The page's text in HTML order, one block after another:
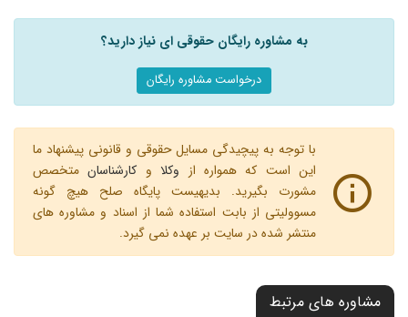
به مشاوره رایگان حقوقی ای نیاز دارید؟
درخواست مشاوره رایگان
با توجه به پیچیدگی مسایل حقوقی و قانونی پیشنهاد ما
این است که همواره از وکلاو کارشناسانمتخصص
مشورت بگیرید. بدیهیست پایگاه صلح هیچ گونه
مسوولیتی از بابت استفاده شما از اسناد و مشاوره های
منتشر شده در سایت بر عهده نمی گیرد.
مشاوره های مرتبط